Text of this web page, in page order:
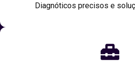
Diagnóticos precisos e